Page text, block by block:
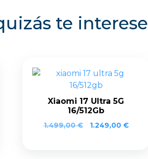
te
Xiaomi 17 Ultra 5G
16/512Gb
1.499,00€ 1.249,00 €